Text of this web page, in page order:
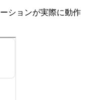
ションが実際に動作